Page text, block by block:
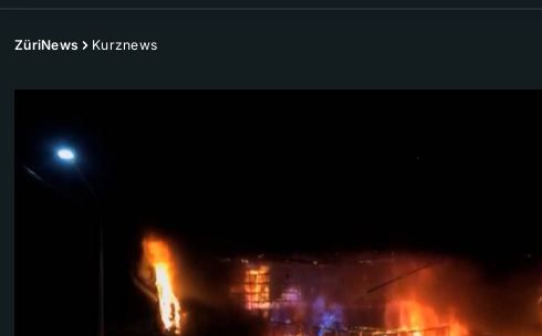
ZüriNews Kurznews